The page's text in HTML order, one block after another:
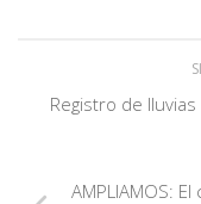
Registro de
AMPLIAMOS: